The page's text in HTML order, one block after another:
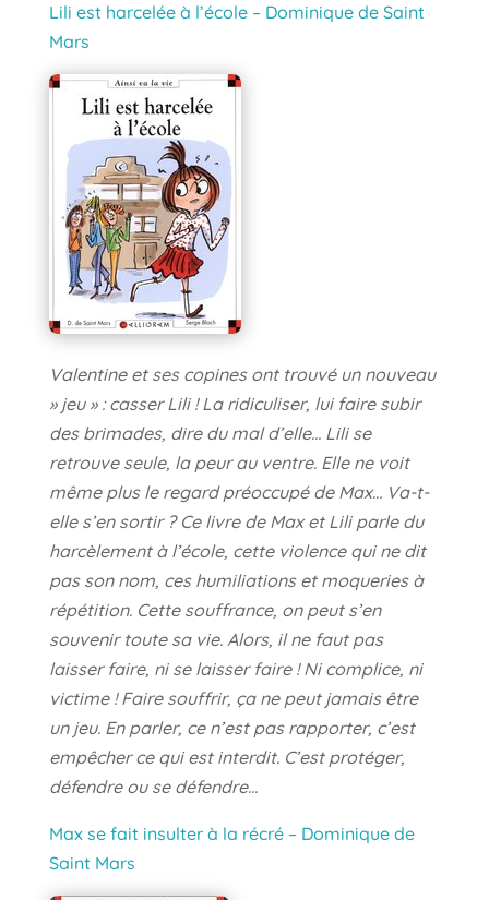
Lili est harcelée à l’école – Dominique de Saint
Mars
Valentine et ses copines ont trouvé un nouveau
» jeu » : casser Lili ! La ridiculiser, lui faire subir
des brimades, dire du mal d’elle… Lili se
retrouve seule, la peur au ventre. Elle ne voit
même plus le regard préoccupé de Max… Va-t-
elle s’en sortir ? Ce livre de Max et Lili parle du
harcèlement à l’école, cette violence qui ne dit
pas son nom, ces humiliations et moqueries à
répétition. Cette souffrance, on peut s’en
souvenir toute sa vie. Alors, il ne faut pas
laisser faire, ni se laisser faire ! Ni complice, ni
victime ! Faire souffrir, ça ne peut jamais être
un jeu. En parler, ce n’est pas rapporter, c’est
empêcher ce qui est interdit. C’est protéger,
défendre ou se défendre…
Max se fait insulter à la récré – Dominique de
Saint Mars